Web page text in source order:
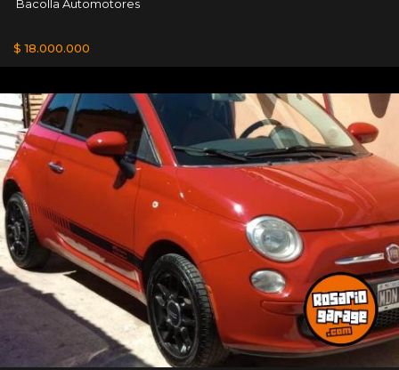
Bacolla Automotores
$ 18.000.000